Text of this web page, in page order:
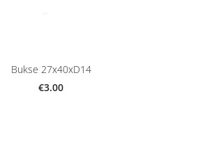
Bukse 27x40xD14
€3.00